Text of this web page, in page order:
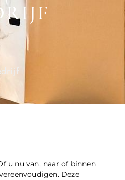
u nu van, naar of binnen
Deze